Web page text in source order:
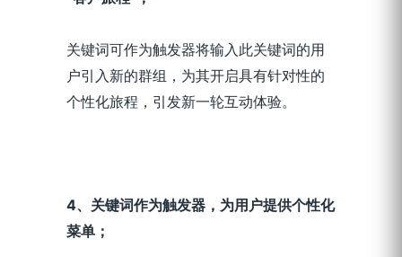
关键词可作为触发器将输入此关键词的用
户引入新的群组，为其开启具有针对性的
个性化旅程，引发新一轮互动体验。
4、关键词作为触发器，为用户提供个性化
菜单；